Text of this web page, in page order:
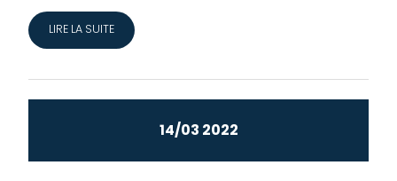
LIRE LA SUITE
14/03 2022